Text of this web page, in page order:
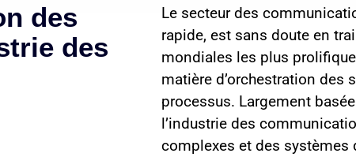
des
des
Le secteur des
rapide, est sans doute en
mondiales les plus
matière d’orchestration des
processus. Largement
l’industrie des
complexes et des systèmes